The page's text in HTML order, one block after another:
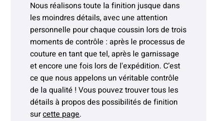
Nous réalisons toute la finition jusque dans
les moindres détails, avec une attention
personnelle pour chaque coussin lors de trois
moments de contrôle : après le processus de
couture en tant que tel, après le garnissage
et encore une fois lors de l'expédition. C’est
ce que nous appelons un véritable contrôle
de la qualité ! Vous pouvez trouver tous les
détails à propos des possibilités de finition
surcette page.